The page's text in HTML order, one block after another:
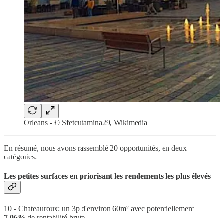
Orleans - © Sfetcutamina29, Wikimedia
En résumé, nous avons rassemblé 20 opportunités, en deux
catégories:
Les petites surfaces en priorisant les rendements les plus élevés
10 - Chateauroux: un 3p d'environ 60m² avec potentiellement